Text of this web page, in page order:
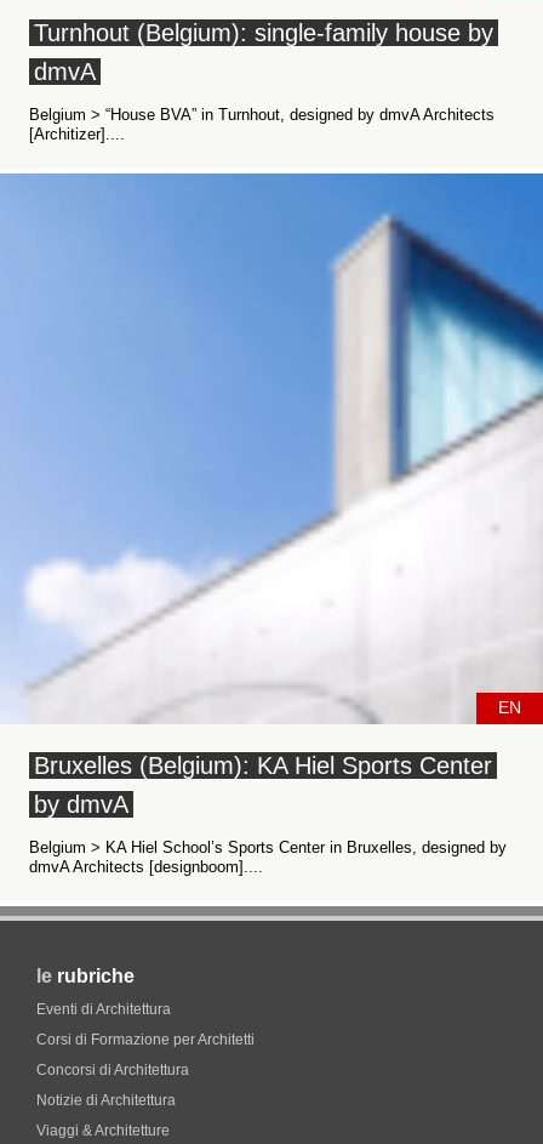
Turnhout (Belgium): single-family house by
dmvA
Belgium > “House BVA” in Turnhout, designed by dmvA Architects
[Architizer]....
EN
Bruxelles (Belgium): KA Hiel Sports Center
by dmvA
Belgium > KA Hiel School’s Sports Center in Bruxelles, designed by
dmvA Architects [designboom]....
le rubriche
Eventi di Architettura
Corsi di Formazione per Architetti
Concorsi di Architettura
Notizie di Architettura
Viaggi & Architetture